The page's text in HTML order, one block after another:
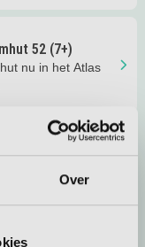
Over
52 (7+)
nu in het Atlas